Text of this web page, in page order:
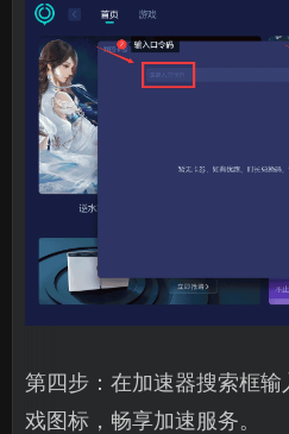
第四步：在加速器搜索框
戏图标，畅享加速服务。